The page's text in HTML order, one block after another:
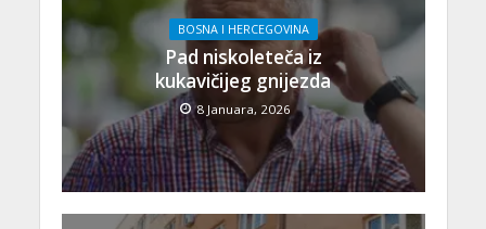
BOSNA I HERCEGOVINA
Pad niskoleteča iz
kukavičijeg gnijezda
8 Januara, 2026